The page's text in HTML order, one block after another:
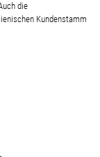
die
Kundenstamm